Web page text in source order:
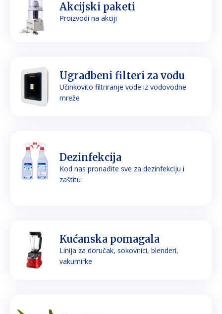
Akcijski paketi
Proizvodi na akciji
Ugradbeni filteri za vodu
Učinkovito filtriranje vode iz vodovodne
mreže
Dezinfekcija
Kod nas pronađite sve za dezinfekciju i
zaštitu
Kućanska pomagala
Linija za doručak, sokovnici, blenderi,
vakumirke